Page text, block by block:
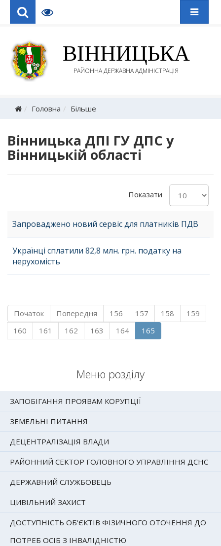
ВІННИЦЬКА
РАЙОННА ДЕРЖАВНА АДМІНІСТРАЦІЯ
Головна Більше
Меню розділу
ЗАПОБІГАННЯ ПРОЯВАМ КОРУПЦІЇ
ЗЕМЕЛЬНІ ПИТАННЯ
ДЕЦЕНТРАЛІЗАЦІЯ ВЛАДИ
РАЙОННИЙ СЕКТОР ГОЛОВНОГО УПРАВЛІННЯ ДСНС
ДЕРЖАВНИЙ СЛУЖБОВЕЦЬ
ЦИВІЛЬНИЙ ЗАХИСТ
ДОСТУПНІСТЬ ОБ'ЄКТІВ ФІЗИЧНОГО ОТОЧЕННЯ ДО
ПОТРЕБ ОСІБ З ІНВАЛІДНІСТЮ
Вінницька ДПІ ГУ ДПС у
Вінницькій області
Показати
Запроваджено новий сервіс для платників ПДВ
Українці сплатили 82,8 млн. грн. податку на
нерухомість
Початок Попередня 156 157 158
159
160
161 162 163 164 165